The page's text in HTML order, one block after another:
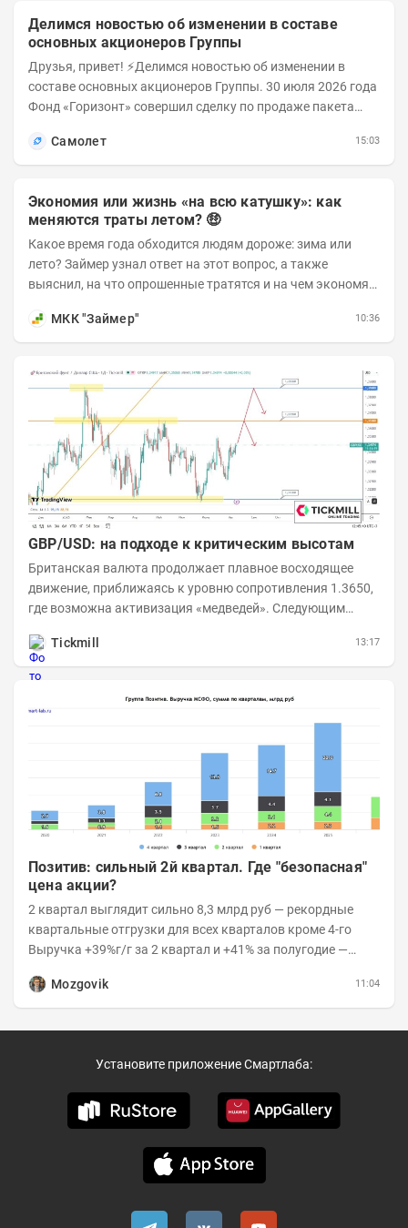
Делимся новостью об изменении в составе
основных акционеров Группы
Друзья, привет! ⚡️Делимся новостью об изменении в
составе основных акционеров Группы. 30 июля 2026 года
Фонд «Горизонт» совершил сделку по продаже пакета
Самолет
15:03
Экономия или жизнь «на всю катушку»: как
меняются траты летом? 🤑
Какое время года обходится людям дороже: зима или
лето? Займер узнал ответ на этот вопрос, а также
выяснил, на что опрошенные тратятся и на чем экономят
МКК "Займер"
10:36
GBP/USD: на подходе к критическим высотам
Британская валюта продолжает плавное восходящее
движение, приближаясь к уровню сопротивления 1.3650,
где возможна активизация «медведей». Следующим
Tickmill
13:17
Позитив: сильный 2й квартал. Где "безопасная"
цена акции?
2 квартал выглядит сильно 8,3 млрд руб — рекордные
квартальные отгрузки для всех кварталов кроме 4-го
Выручка +39%г/г за 2 квартал и +41% за полугодие —
Mozgovik
11:04
Установите приложение Смартлаба: